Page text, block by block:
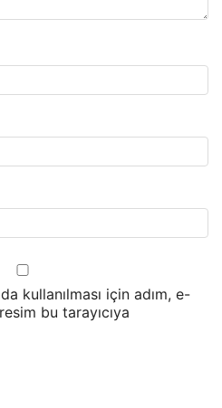
kullanılması için adım, e-
bu tarayıcıya